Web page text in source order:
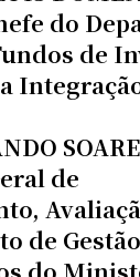
do
de
de
de